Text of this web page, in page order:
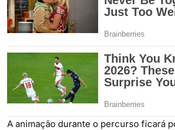
A animação durante o percurso ficará